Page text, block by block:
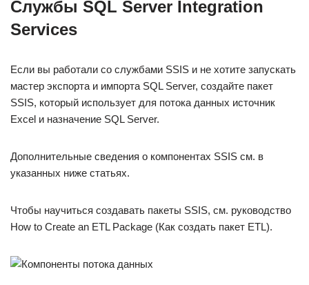
Службы SQL Server Integration
Services
Если вы работали со службами SSIS и не хотите запускать
мастер экспорта и импорта SQL Server, создайте пакет
SSIS, который использует для потока данных источник
Excel и назначение SQL Server.
Дополнительные сведения о компонентах SSIS см. в
указанных ниже статьях.
Чтобы научиться создавать пакеты SSIS, см. руководство
How to Create an ETL Package (Как создать пакет ETL).